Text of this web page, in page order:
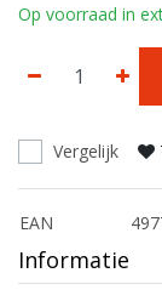
Op voorraad in
Vergelijk
EAN
Informatie